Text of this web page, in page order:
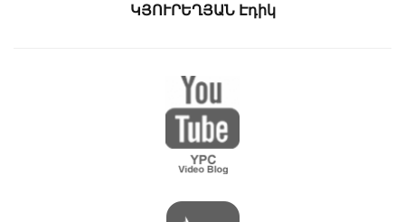
ԿՅՈՒՐԵՂՅԱՆ Էդիկ